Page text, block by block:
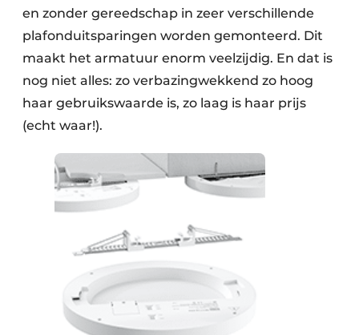
en zonder gereedschap in zeer verschillende
plafonduitsparingen worden gemonteerd. Dit
maakt het armatuur enorm veelzijdig. En dat is
nog niet alles: zo verbazingwekkend zo hoog
haar gebruikswaarde is, zo laag is haar prijs
(echt waar!).